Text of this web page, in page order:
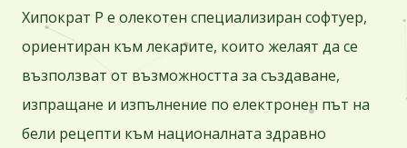
Хипократ P е олекотен специализиран софтуер,
ориентиран към лекарите, които желаят да се
възползват от възможността за създаване,
изпращане и изпълнение по електронен път на
бели рецепти към националната здравно